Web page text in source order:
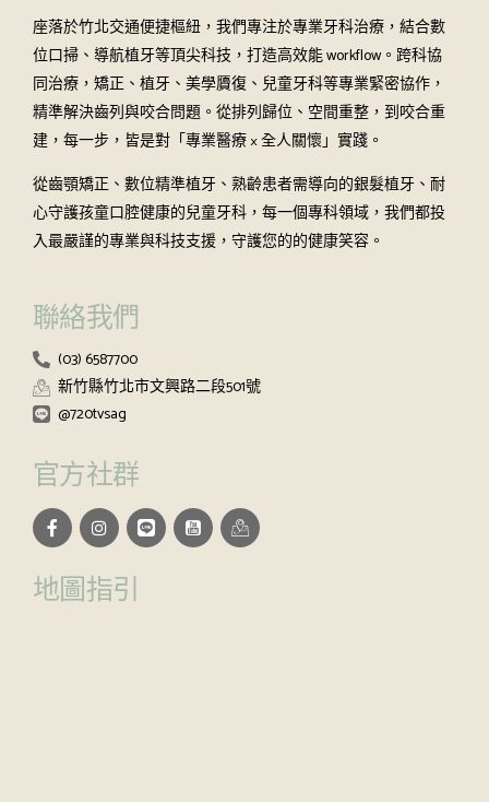
座落於竹北交通便捷樞紐，我們專注於專業牙科治療，結合數
位口掃、導航植牙等頂尖科技，打造高效能 workflow。跨科協
同治療，矯正、植牙、美學贗復、兒童牙科等專業緊密協作，
精準解決齒列與咬合問題。從排列歸位、空間重整，到咬合重
建，每一步，皆是對「專業醫療 × 全人關懷」實踐。
從齒顎矯正、數位精準植牙、熟齡患者需導向的銀髮植牙、耐
心守護孩童口腔健康的兒童牙科，每一個專科領域，我們都投
入最嚴謹的專業與科技支援，守護您的的健康笑容。
聯絡我們
(03) 6587700
新竹縣竹北市文興路二段501號
@720tvsag
官方社群
地圖指引